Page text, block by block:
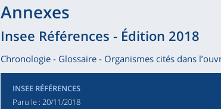
Annexes
Insee Références - Édition 2018
Chronologie - Glossaire - Organismes cités dans
INSEE RÉFÉRENCES
Paru le : 20/11/2018